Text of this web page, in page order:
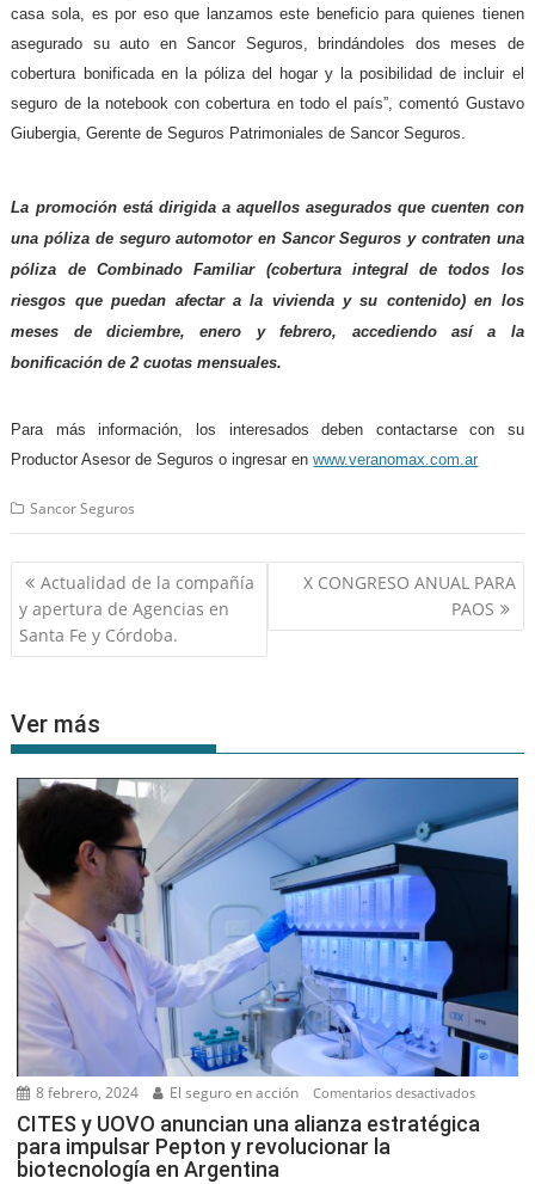
casa sola, es por eso que lanzamos este beneficio para quienes tienen
asegurado su auto en Sancor Seguros, brindándoles dos meses de
cobertura bonificada en la póliza del hogar y la posibilidad de incluir el
seguro de la notebook con cobertura en todo el país”, comentó Gustavo
Giubergia, Gerente de Seguros Patrimoniales de Sancor Seguros.
La promoción está dirigida a aquellos asegurados que cuenten con
una póliza de seguro automotor en Sancor Seguros y contraten una
póliza de Combinado Familiar (cobertura integral de todos los
riesgos que puedan afectar a la vivienda y su contenido) en los
meses de diciembre, enero y febrero, accediendo así a la
bonificación de 2 cuotas mensuales.
Para más información, los interesados deben contactarse con su
Productor Asesor de Seguros o ingresar enwww.veranomax.com.ar
Sancor Seguros
Navegación
de
entradas
Actualidad de la compañía
y apertura de Agencias en
Santa Fe y Córdoba.
X CONGRESO ANUAL PARA
PAOS
Ver más
8 febrero, 2024 El seguro en acción Comentarios desactivadosen
CITES
CITES y UOVO anuncian una alianza estratégica
para impulsar Pepton y revolucionar la
biotecnología en Argentina